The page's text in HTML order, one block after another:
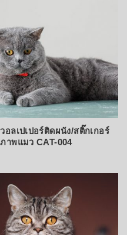
วอลเปเปอร์ติดผนัง/สติ๊กเกอร์
ภาพแมว CAT-004